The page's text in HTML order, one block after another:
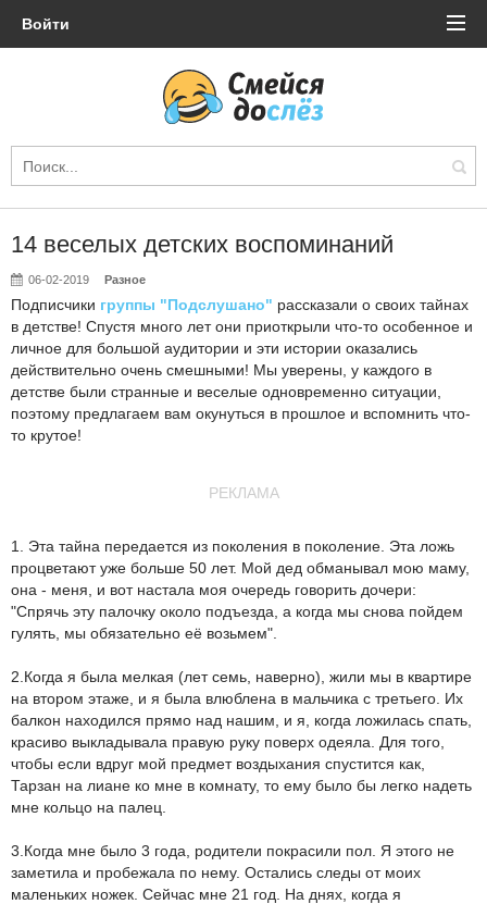
Войти
14 веселых детских воспоминаний
06-02-2019 Разное
Подписчики группы "Подслушано" рассказали о своих тайнах
в детстве! Спустя много лет они приоткрыли что-то особенное и
личное для большой аудитории и эти истории оказались
действительно очень смешными! Мы уверены, у каждого в
детстве были странные и веселые одновременно ситуации,
поэтому предлагаем вам окунуться в прошлое и вспомнить что-
то крутое!
РЕКЛАМА
1. Эта тайна передается из поколения в поколение. Эта ложь
процветают уже больше 50 лет. Мой дед обманывал мою маму,
она - меня, и вот настала моя очередь говорить дочери:
"Спрячь эту палочку около подъезда, а когда мы снова пойдем
гулять, мы обязательно её возьмем".
2.Когда я была мелкая (лет семь, наверно), жили мы в квартире
на втором этаже, и я была влюблена в мальчика с третьего. Их
балкон находился прямо над нашим, и я, когда ложилась спать,
красиво выкладывала правую руку поверх одеяла. Для того,
чтобы если вдруг мой предмет воздыхания спустится как,
Тарзан на лиане ко мне в комнату, то ему было бы легко надеть
мне кольцо на палец.
3.Когда мне было 3 года, родители покрасили пол. Я этого не
заметила и пробежала по нему. Остались следы от моих
маленьких ножек. Сейчас мне 21 год. На днях, когда я